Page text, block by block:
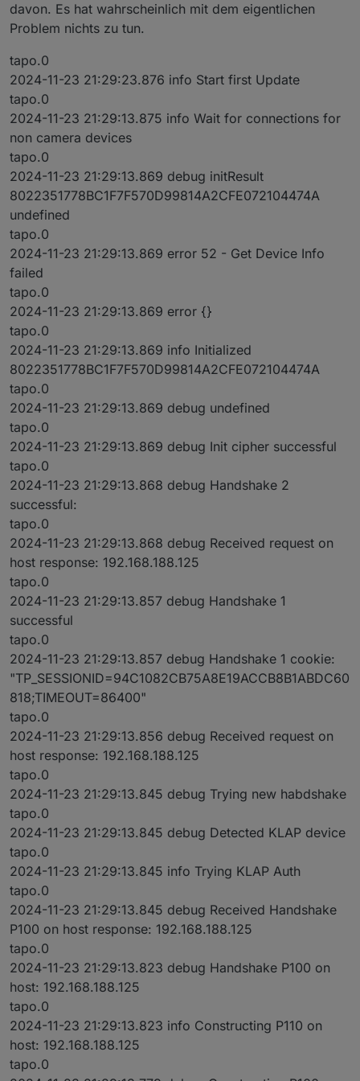
davon. Es hat wahrscheinlich mit dem eigentlichen
Problem nichts zu tun.
tapo.0
2024-11-23 21:29:23.876 info Start first Update
tapo.0
2024-11-23 21:29:13.875 info Wait for connections for
non camera devices
tapo.0
2024-11-23 21:29:13.869 debug initResult
8022351778BC1F7F570D99814A2CFE072104474A
undefined
tapo.0
2024-11-23 21:29:13.869 error 52 - Get Device Info
failed
tapo.0
2024-11-23 21:29:13.869 error {}
tapo.0
2024-11-23 21:29:13.869 info Initialized
8022351778BC1F7F570D99814A2CFE072104474A
tapo.0
2024-11-23 21:29:13.869 debug undefined
tapo.0
2024-11-23 21:29:13.869 debug Init cipher successful
tapo.0
2024-11-23 21:29:13.868 debug Handshake 2
successful:
tapo.0
2024-11-23 21:29:13.868 debug Received request on
host response: 192.168.188.125
tapo.0
2024-11-23 21:29:13.857 debug Handshake 1
successful
tapo.0
2024-11-23 21:29:13.857 debug Handshake 1 cookie:
"TP_SESSIONID=94C1082CB75A8E19ACCB8B1ABDC60
818;TIMEOUT=86400"
tapo.0
2024-11-23 21:29:13.856 debug Received request on
host response: 192.168.188.125
tapo.0
2024-11-23 21:29:13.845 debug Trying new habdshake
tapo.0
2024-11-23 21:29:13.845 debug Detected KLAP device
tapo.0
2024-11-23 21:29:13.845 info Trying KLAP Auth
tapo.0
2024-11-23 21:29:13.845 debug Received Handshake
P100 on host response: 192.168.188.125
tapo.0
2024-11-23 21:29:13.823 debug Handshake P100 on
host: 192.168.188.125
tapo.0
2024-11-23 21:29:13.823 info Constructing P110 on
host: 192.168.188.125
tapo.0